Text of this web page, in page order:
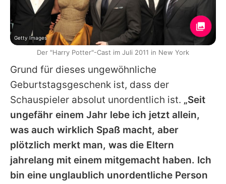
Grund für dieses ungewöhnliche
Geburtstagsgeschenk ist, dass der
Schauspieler absolut unordentlich ist. „Seit
ungefähr einem Jahr lebe ich jetzt allein,
was auch wirklich Spaß macht, aber
plötzlich merkt man, was die Eltern
jahrelang mit einem mitgemacht haben. Ich
bin eine unglaublich unordentliche Person
Getty Images
Der "Harry Potter"-Cast im Juli 2011 in New York